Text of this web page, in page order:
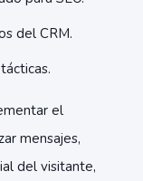
del CRM.
el
mensajes,
del visitante,